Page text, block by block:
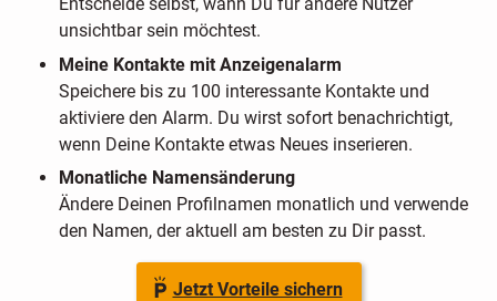
unsichtbar sein möchtest.
Meine Kontakte mit Anzeigenalarm
Speichere bis zu 100 interessante Kontakte und
aktiviere den Alarm. Du wirst sofort benachrichtigt,
wenn Deine Kontakte etwas Neues inserieren.
Monatliche Namensänderung
Ändere Deinen Profilnamen monatlich und verwende
den Namen, der aktuell am besten zu Dir passt.
Jetzt Vorteile sichern